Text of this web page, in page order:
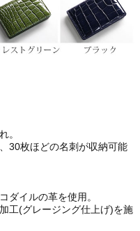
。
30枚ほどの名刺が収納可能
ダイルの革を使用。
工(グレージング仕上げ)を施